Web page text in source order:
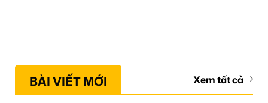
BÀI VIẾT MỚI Xem tất cả